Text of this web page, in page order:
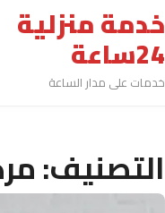
خدمة منزلية
24ساعة
خدمات على مدار الساعة
التصنيف: